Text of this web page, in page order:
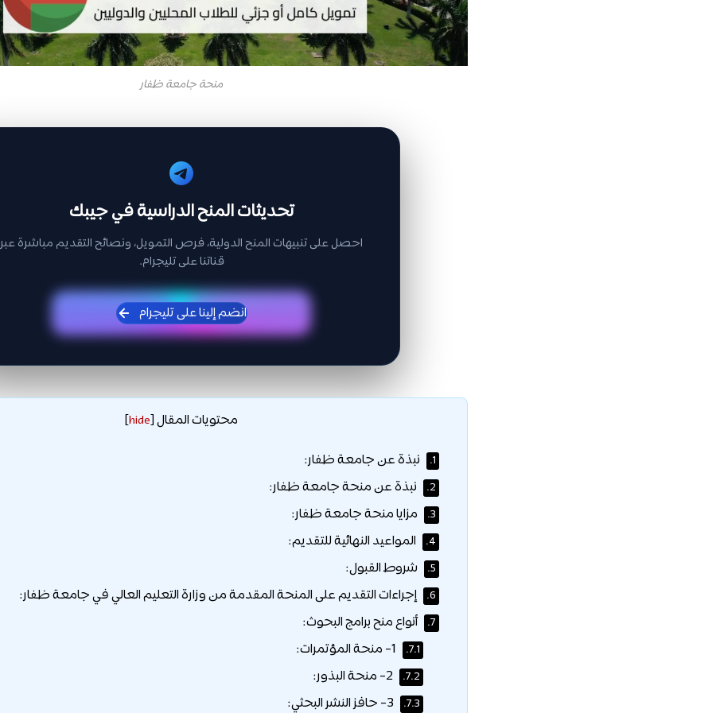
منحة جامعة ظفار
تحديثات المنح الدراسية في جيبك
احصل على تنبيهات المنح الدولية، فرص التمويل، ونصائح التقديم مباشرة عبر
قناتنا على تليجرام.
انضم إلينا على تليجرام
محتويات المقال [
hide
]
1. نبذة عن جامعة ظفار:
2. نبذة عن منحة جامعة ظفار:
3. مزايا منحة جامعة ظفار:
4. المواعيد النهائية للتقديم:
5. شروط القبول:
6. إجراءات التقديم على المنحة المقدمة من وزارة التعليم العالي في جامعة ظفار:
7. أنواع منح برامج البحوث:
7.1.
7.2.
7.3.